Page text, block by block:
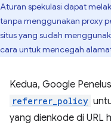
Aturan spekulasi dapat
tanpa menggunakan proxy
situs yang sudah
cara untuk mencegah
Kedua, Google
referrer_policy
yang dienkode di URL